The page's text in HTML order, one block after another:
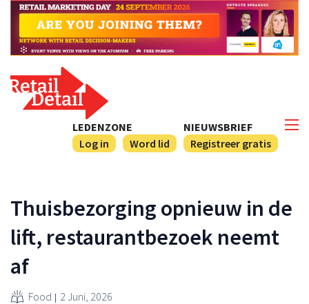
NIEUWSBRIEF
Registreer gratis
LEDENZONE
Log in
Word lid
Thuisbezorging opnieuw in de
lift, restaurantbezoek neemt
af
Food 2 Juni, 2026